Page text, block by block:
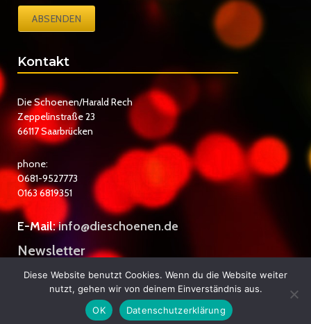
ABSENDEN
Kontakt
Die Schoenen/Harald Rech
Zeppelinstraße 23
66117 Saarbrücken
phone:
0681-9527773
0163 6819351
E-Mail:info@dieschoenen.de
Newsletter
Datenschutzerklärung
Diese Website benutzt Cookies. Wenn du die Website weiter
nutzt, gehen wir von deinem Einverständnis aus.
OK
Datenschutzerklärung